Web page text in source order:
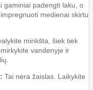
gaminiai padengti laku, o
medienai skirtu
minkšta, šiek tiek
vandenyje ir
Tai nėra žaislas. Laikykite